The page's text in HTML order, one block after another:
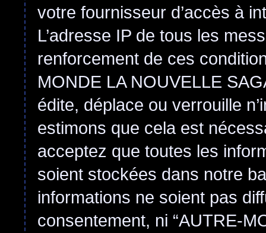
votre fournisseur d’accès à
L’adresse IP de tous les
renforcement de ces
MONDE LA NOUVELLE
édite, déplace ou verrouille
estimons que cela est
acceptez que toutes les
soient stockées dans notre
informations ne soient pas
consentement, ni “AUTRE-